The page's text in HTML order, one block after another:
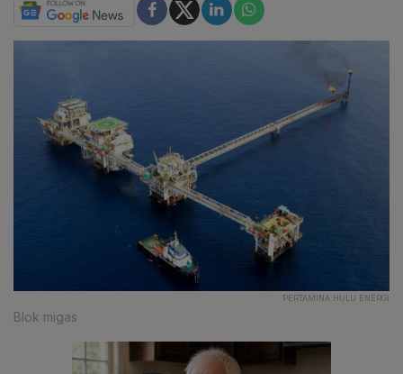
PERTAMINA HULU ENERGI
Blok migas